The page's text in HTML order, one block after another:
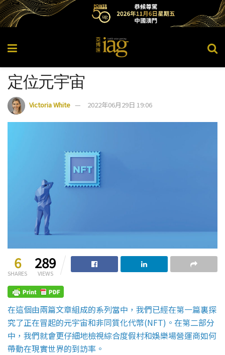
定位元宇宙
Victoria White 2022年06月29日 19:06
6
SHARES
289
VIEWS
在這個由兩篇文章組成的系列當中，我們已經在第一篇裏探
究了正在冒起的元宇宙和非同質化代幣(NFT)。在第二部分
中，我們就會更仔細地檢視綜合度假村和娛樂場營運商如何
帶動在現實世界的到訪率。